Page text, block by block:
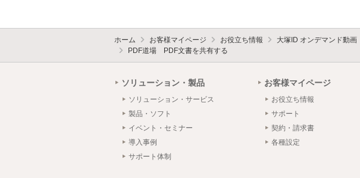
ホーム お客様マイページ お役立ち情報 大塚ID オンデマンド動画
PDF道場 PDF文書を共有する
ソリューション・製品
ソリューション・サービス
製品・ソフト
イベント・セミナー
導入事例
サポート体制
お客様マイページ
お役立ち情報
サポート
契約・請求書
各種設定